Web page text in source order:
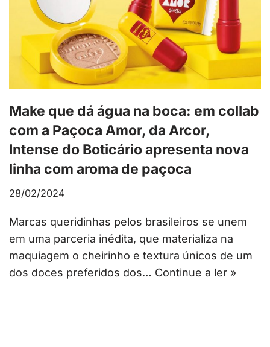
Make que dá água na boca: em collab
com a Paçoca Amor, da Arcor,
Intense do Boticário apresenta nova
linha com aroma de paçoca
28/02/2024
Marcas queridinhas pelos brasileiros se unem
em uma parceria inédita, que materializa na
maquiagem o cheirinho e textura únicos de um
dos doces preferidos dos… Continue a ler »